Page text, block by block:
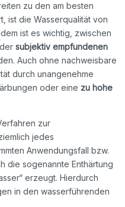
zu den am besten
ist die Wasserqualität von
ist es wichtig, zwischen
dersubjektiv empfundenen
Auch ohne nachweisbare
durch unangenehme
oder eine zu hohe
zur
jedes
Anwendungsfall bzw.
die sogenannte Enthärtung
erzeugt. Hierdurch
in den wasserführenden